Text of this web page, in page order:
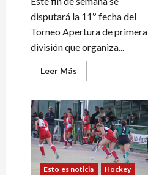
disputará la 11º fecha del
Torneo Apertura de primera
división que organiza...
Leer Más
más
Programa
de
partidos
del
fútbol
sanrafaelino
Esto es noticia Hockey